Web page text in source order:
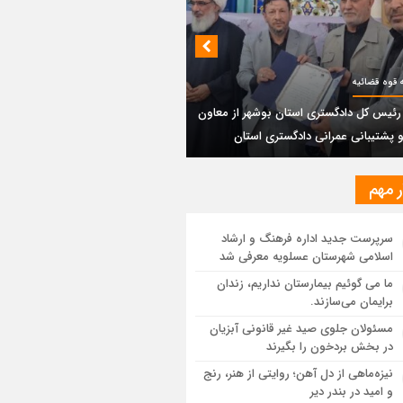
دیر؛ مسیر نجاتی که در بن‌بست
مانده است
پتروشیمی نوری بر سکوی طلای BRICS 2026
رئیس کل دادگستری استان بوشهر از
مالی و پشتیبانی عمرانی دادگستری
مرکز استان مبنای قانونی ندارد؛ با
و قیمت‌سازان برخورد می‌کنیم
و بندر دیر در فهرست داغ‌ترین نقاط جهان؛
و شرق ایران زیر آتش تابستان
قوه قضائیه
رئیس کل دادگستری استان بوشهر از معاون
پشتیبانی عمرانی دادگستری استان
مهم
سرپرست جدید اداره فرهنگ و ارشاد
اسلامی شهرستان عسلویه معرفی شد
ما می گوئیم بیمارستان نداریم، زندان
برایمان می‌سازند.
مسئولان جلوی صید غیر قانونی آبزیان
در بخش بردخون را بگیرند
نیزه‌ماهی از دل آهن؛ روایتی از هنر، رنج
و امید در بندر دیر